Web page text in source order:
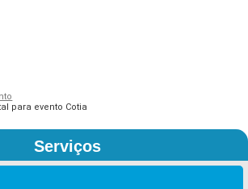
para evento Cotia
Serviços